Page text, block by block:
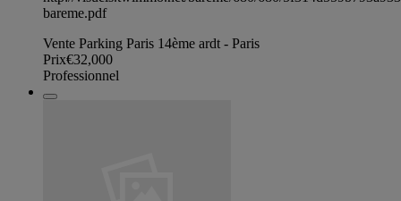
bareme.pdf
Vente Parking Paris 14ème ardt - Paris
Prix€32,000
Professionnel